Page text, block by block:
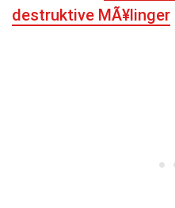
destruktive MÃ¥linger